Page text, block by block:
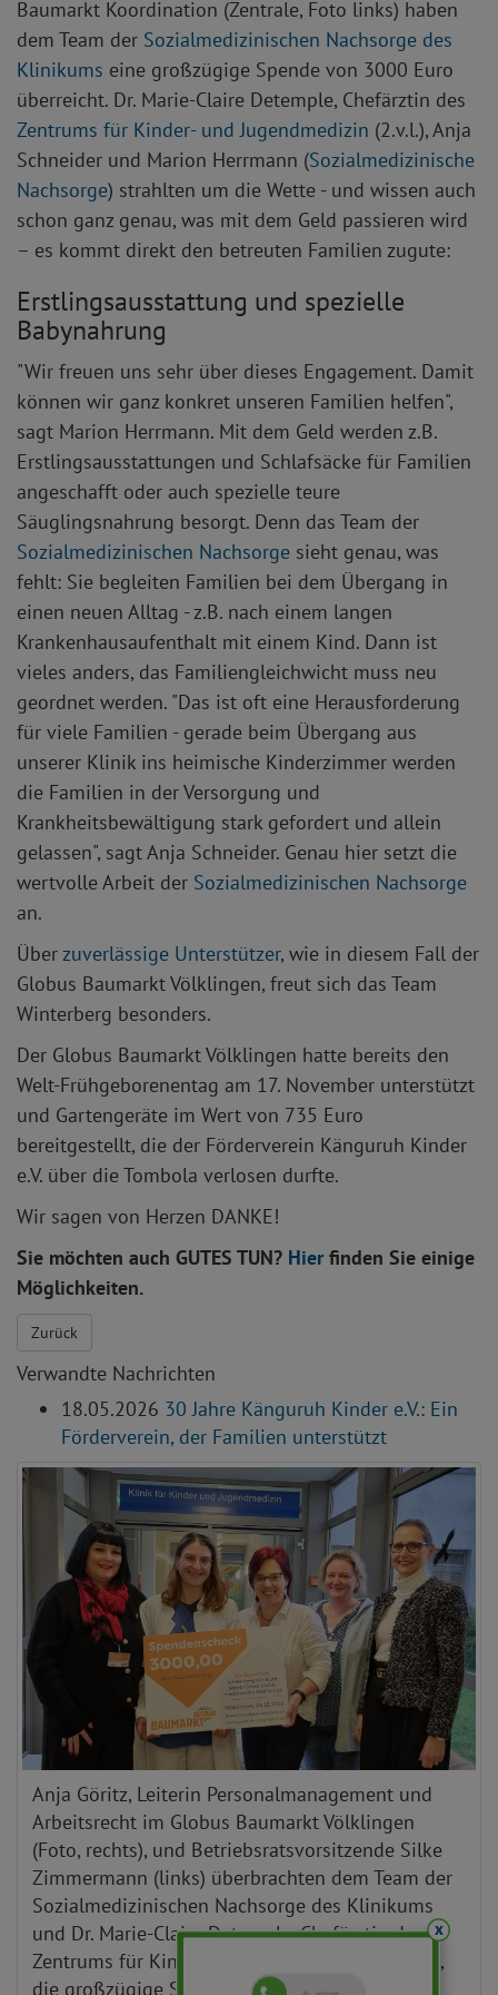
Baumarkt Koordination (Zentrale, Foto links) haben
dem Team der Sozialmedizinischen Nachsorge des
Klinikums eine großzügige Spende von 3000 Euro
überreicht. Dr. Marie-Claire Detemple, Chefärztin des
Zentrums für Kinder- und Jugendmedizin (2.v.l.), Anja
Schneider und Marion Herrmann (Sozialmedizinische
Nachsorge) strahlten um die Wette - und wissen auch
schon ganz genau, was mit dem Geld passieren wird
– es kommt direkt den betreuten Familien zugute:
Erstlingsausstattung und spezielle
Babynahrung
"Wir freuen uns sehr über dieses Engagement. Damit
können wir ganz konkret unseren Familien helfen",
sagt Marion Herrmann. Mit dem Geld werden z.B.
Erstlingsausstattungen und Schlafsäcke für Familien
angeschafft oder auch spezielle teure
Säuglingsnahrung besorgt. Denn das Team der
Sozialmedizinischen Nachsorge sieht genau, was
fehlt: Sie begleiten Familien bei dem Übergang in
einen neuen Alltag - z.B. nach einem langen
Krankenhausaufenthalt mit einem Kind. Dann ist
vieles anders, das Familiengleichwicht muss neu
geordnet werden. "Das ist oft eine Herausforderung
für viele Familien - gerade beim Übergang aus
unserer Klinik ins heimische Kinderzimmer werden
die Familien in der Versorgung und
Krankheitsbewältigung stark gefordert und allein
gelassen", sagt Anja Schneider. Genau hier setzt die
wertvolle Arbeit der Sozialmedizinischen Nachsorge
an.
Überzuverlässige Unterstützer, wie in diesem Fall der
Globus Baumarkt Völklingen, freut sich das Team
Winterberg besonders.
Der Globus Baumarkt Völklingen hatte bereits den
Welt-Frühgeborenentag am 17. November unterstützt
und Gartengeräte im Wert von 735 Euro
bereitgestellt, die der Förderverein Känguruh Kinder
e.V. über die Tombola verlosen durfte.
Wir sagen von Herzen DANKE!
Sie möchten auch GUTES TUN? Hierfinden Sie einige
Möglichkeiten.
Zurück
Verwandte Nachrichten
18.05.2026 30 Jahre Känguruh Kinder e.V.: Ein
Förderverein, der Familien unterstützt
Anja Göritz, Leiterin Personalmanagement und
Arbeitsrecht im Globus Baumarkt Völklingen
(Foto, rechts), und Betriebsratsvorsitzende Silke
Zimmermann (links) überbrachten dem Team der
Sozialmedizinischen Nachsorge des Klinikums
und Dr. Marie-Claire Detemple, Chefärztin des
Zentrums für Kinder- und Jugendmedizin (2.v.l.),
die großzügige Spende.
x